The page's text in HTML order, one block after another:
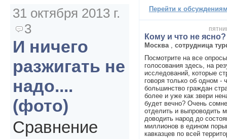
Перейти к
Кому и что не ясно?
Москва
сотрудница
Посмотрите на все
голосования здесь, на
исследований, которые
говоря только об одном -
большинство граждан
более и уже как звери
будет вечно? Очень
отделить и выпроводить
доводить народ до
миллионов в едином
кавказцев по всей
31 октября 2013 г.
3
И ничего
разжигать не
надо....
(фото)
Сравнение